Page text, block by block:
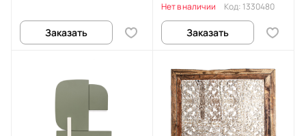
Заказать
Нет в наличии Код: 1330480
Заказать